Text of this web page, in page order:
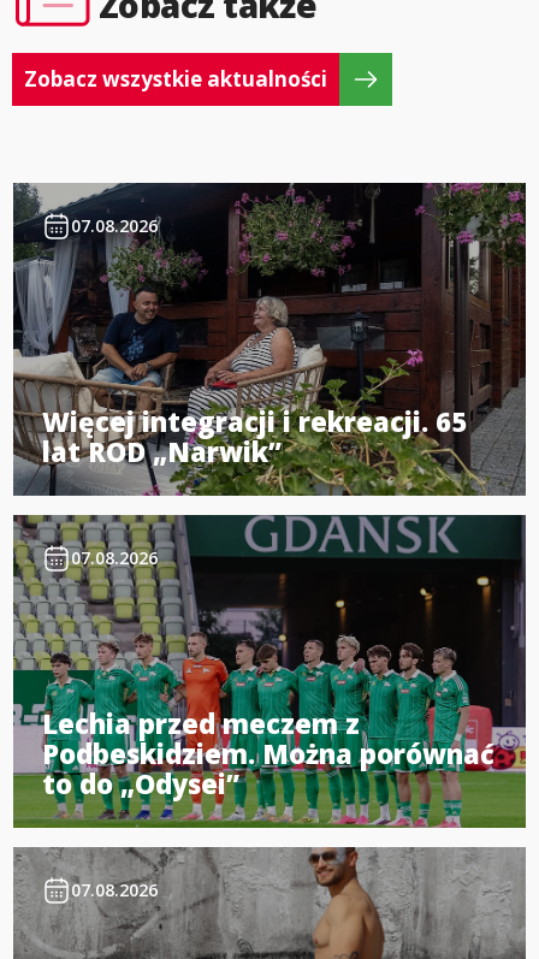
Zobacz wszystkie aktualności
07.08.2026
Więcej integracji i rekreacji. 65
lat ROD „Narwik”
07.08.2026
Lechia przed meczem z
Podbeskidziem. Można porównać
to do „Odysei”
07.08.2026